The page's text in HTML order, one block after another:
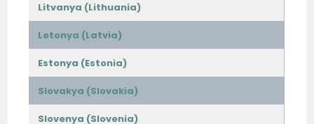
Litvanya (Lithuania)
Letonya (Latvia)
Estonya (Estonia)
Slovakya (Slovakia)
Slovenya (Slovenia)